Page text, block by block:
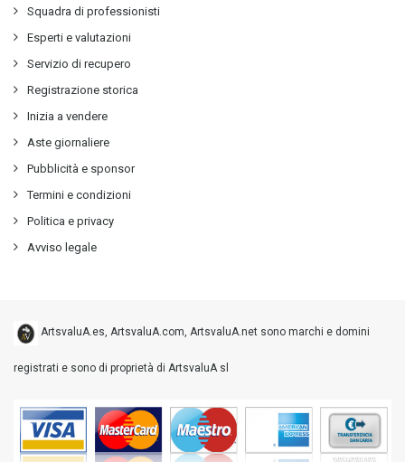
Squadra di professionisti
Esperti e valutazioni
Servizio di recupero
Registrazione storica
Inizia a vendere
Aste giornaliere
Pubblicità e sponsor
Termini e condizioni
Politica e privacy
Avviso legale
ArtsvaluA.es, ArtsvaluA.com, ArtsvaluA.net sono marchi e domini
registrati e sono di proprietà di ArtsvaluA sl